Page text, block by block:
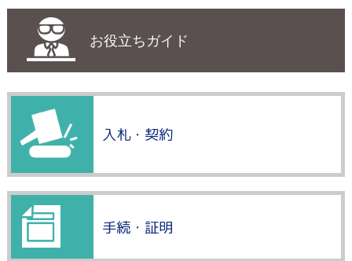
お役立ちガイド
入札・契約
手続・証明